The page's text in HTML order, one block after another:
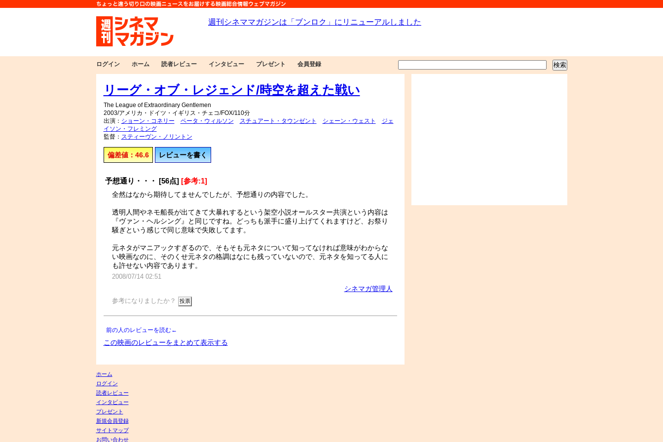
ログイン ホーム 読者レビュー インタビュー プレゼント 会員登録
リーグ・オブ・レジェンド/時空を超えた戦い
The League of Extraordinary Gentlemen
2003/アメリカ・ドイツ・イギリス・チェコ/FOX/110分
出演： ショーン・コネリー ペータ・ウィルソン スチュアート・タウンゼント シェーン・ウェスト
ジェ
イソン・フレミング
監督： スティーヴン・ノリントン
偏差値：46.6 レビューを書く
予想通り・・・ [56点] [参考:1]
全然はなから期待してませんでしたが、予想通りの内容でした。
透明人間やネモ船長が出てきて大暴れするという架空小説オールスター共演という内容は
『ヴァン・ヘルシング』と同じですね。どっちも派手に盛り上げてくれますけど、お祭り
騒ぎという感じで同じ意味で失敗してます。
元ネタがマニアックすぎるので、そもそも元ネタについて知ってなければ意味がわからな
い映画なのに、そのくせ元ネタの格調はなにも残っていないので、元ネタを知ってる人に
も許せない内容であります。
2008/07/14 02:51
シネマガ管理人
参考になりましたか？
前の人のレビューを読む←
この映画のレビューをまとめて表示する
ホーム
ログイン
読者レビュー
インタビュー
プレゼント
新規会員登録
サイトマップ
お問い合わせ